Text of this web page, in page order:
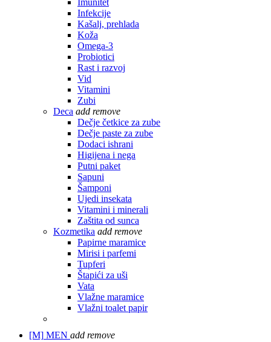
Imunitet
Infekcije
Kašalj, prehlada
Koža
Omega-3
Probiotici
Rast i razvoj
Vid
Vitamini
Zubi
Deca add remove
Dečje četkice za zube
Dečje paste za zube
Dodaci ishrani
Higijena i nega
Putni paket
Sapuni
Šamponi
Ujedi insekata
Vitamini i minerali
Zaštita od sunca
Kozmetika add remove
Papirne maramice
Mirisi i parfemi
Tupferi
Štapići za uši
Vata
Vlažne maramice
Vlažni toalet papir
[M] MEN add remove